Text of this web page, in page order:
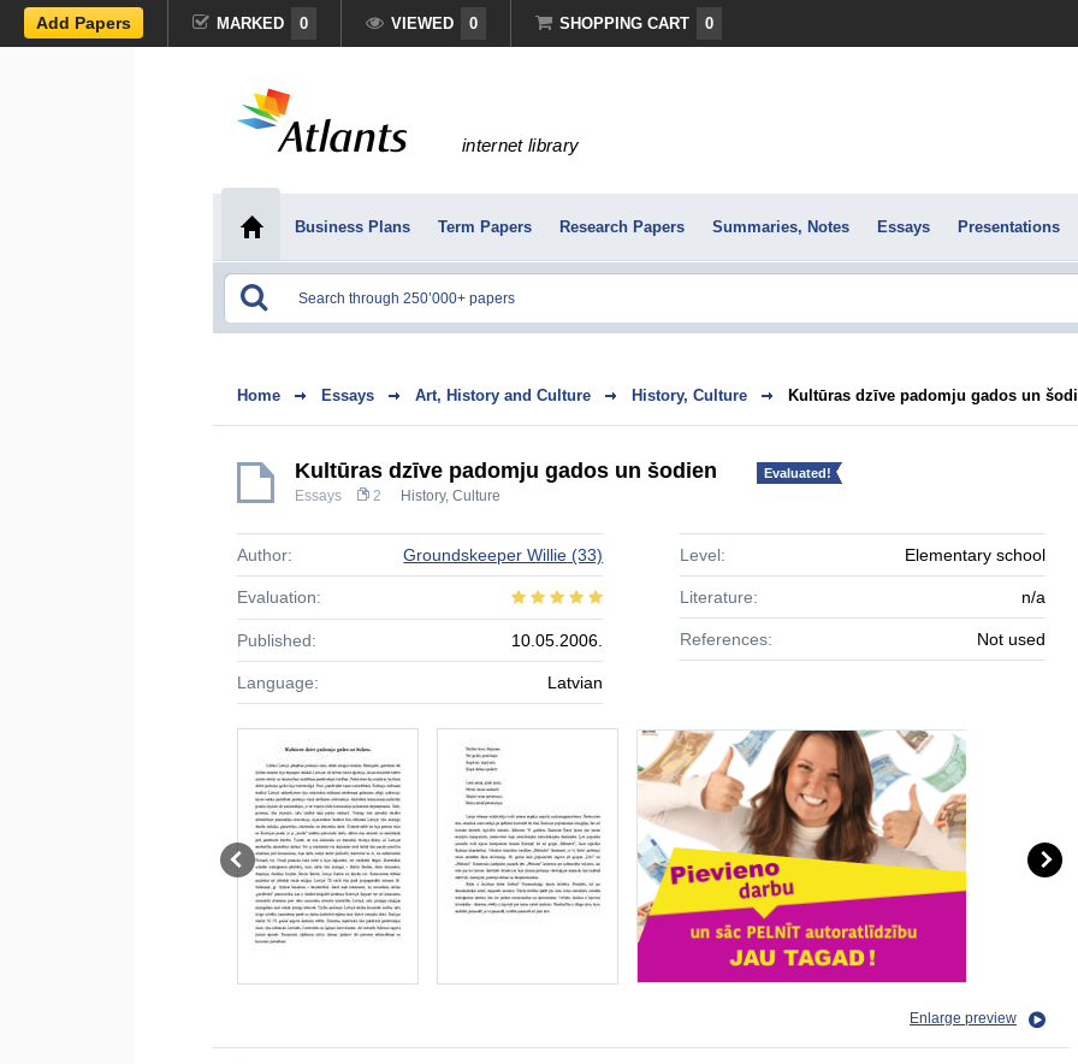
Add Papers MARKED 0 VIEWED 0 SHOPPING CART 0
internet library
Business Plans Term Papers Research Papers Summaries, Notes Essays Presentations
Home Essays Art, History and Culture History, Culture Kultūras dzīve padomju gados un
Kultūras dzīve padomju gados un šodien Evaluated!
Essays 2 History, Culture
Author: Groundskeeper Willie (33)
Evaluation:
Published: 10.05.2006.
Language: Latvian
Level: Elementary school
Literature: n/a
References: Not used
Enlarge preview